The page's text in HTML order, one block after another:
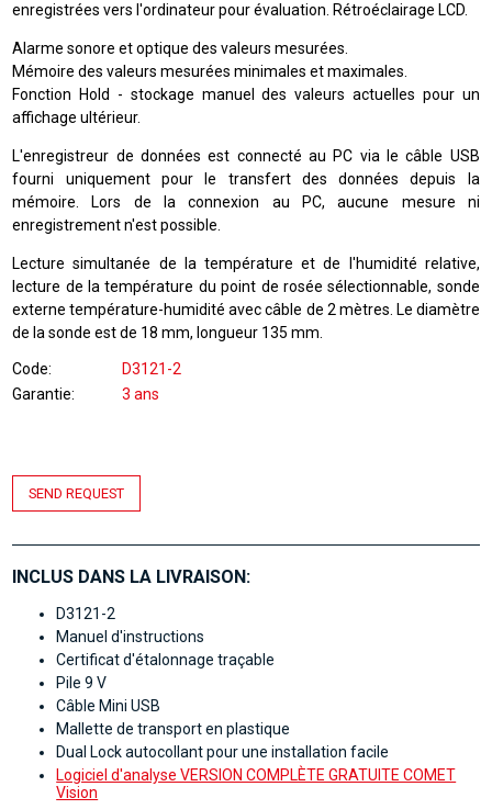
enregistrées vers l'ordinateur pour évaluation. Rétroéclairage LCD.
Alarme sonore et optique des valeurs mesurées.
Mémoire des valeurs mesurées minimales et maximales.
Fonction Hold - stockage manuel des valeurs actuelles pour un
affichage ultérieur.
L'enregistreur de données est connecté au PC via le câble USB
fourni uniquement pour le transfert des données depuis la
mémoire. Lors de la connexion au PC, aucune mesure ni
enregistrement n'est possible.
Lecture simultanée de la température et de l'humidité relative,
lecture de la température du point de rosée sélectionnable, sonde
externe température-humidité avec câble de 2 mètres. Le diamètre
de la sonde est de 18 mm, longueur 135 mm.
Code
D3121-2
Garantie
3 ans
SEND REQUEST
INCLUS DANS LA LIVRAISON:
D3121-2
Manuel d'instructions
Certificat d'étalonnage traçable
Pile 9 V
Câble Mini USB
Mallette de transport en plastique
Dual Lock autocollant pour une installation facile
Logiciel d'analyse VERSION COMPLÈTE GRATUITE COMET
Vision